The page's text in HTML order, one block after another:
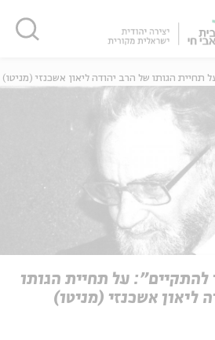
אנגלית
הגותו של הרב יהודה ליאון אשכנזי (מניטו)
על תחיית הגותו
ליאון אשכנזי (מניטו)